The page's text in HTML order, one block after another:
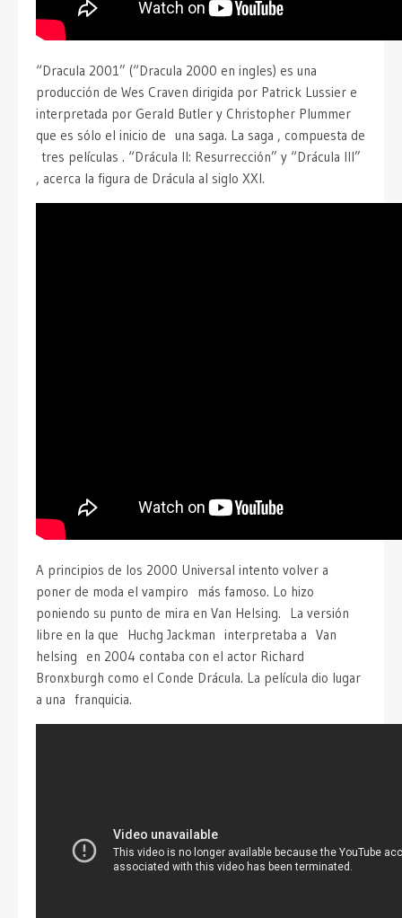
“Dracula 2001” (“Dracula 2000 en ingles) es una
producción de Wes Craven dirigida por Patrick Lussier e
interpretada por Gerald Butler y Christopher Plummer
que es sólo el inicio de una saga. La saga , compuesta de
tres películas . “Drácula II: Resurrección” y “Drácula III”
, acerca la figura de Drácula al siglo XXI.
A principios de los 2000 Universal intento volver a
poner de moda el vampiro más famoso. Lo hizo
poniendo su punto de mira en Van Helsing. La versión
libre en la que Huchg Jackman interpretaba a Van
helsing en 2004 contaba con el actor Richard
Bronxburgh como el Conde Drácula. La película dio lugar
a una franquicia.